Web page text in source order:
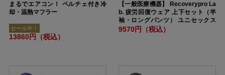
まるでエアコン！ ペルチェ付き冷
却・温熱マフラー
セール中！
13860円（税込）
【一般医療機器】 Recoverypro La
b. 疲労回復ウェア 上下セット（半
袖・ロングパンツ） ユニセックス
Mサイズ PURPLE
9570円（税込）